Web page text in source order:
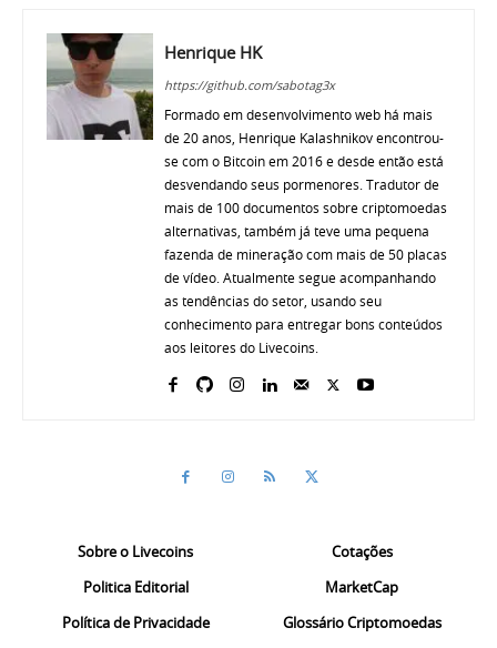
Henrique HK
https://github.com/sabotag3x
Formado em desenvolvimento web há mais
de 20 anos, Henrique Kalashnikov encontrou-
se com o Bitcoin em 2016 e desde então está
desvendando seus pormenores. Tradutor de
mais de 100 documentos sobre criptomoedas
alternativas, também já teve uma pequena
fazenda de mineração com mais de 50 placas
de vídeo. Atualmente segue acompanhando
as tendências do setor, usando seu
conhecimento para entregar bons conteúdos
aos leitores do Livecoins.
Sobre o Livecoins
Politica Editorial
Política de Privacidade
Cotações
MarketCap
Glossário Criptomoedas